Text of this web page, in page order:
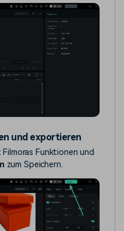
und exportieren
Funktionen und
zum Speichern.